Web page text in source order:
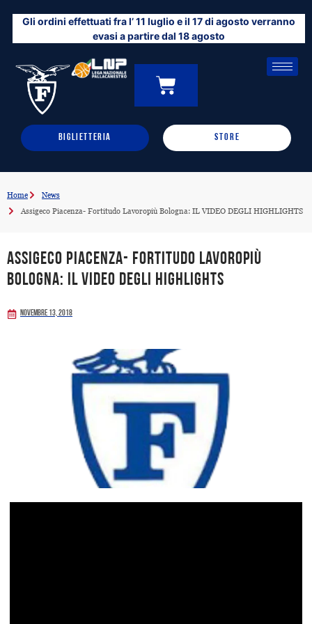
contenuto
Gli ordini effettuati fra l’ 11 luglio e il 17 di agosto verranno
evasi a partire dal 18 agosto
0
CARRELLO
BIGLIETTERIA STORE
Home
News
Assigeco Piacenza- Fortitudo Lavoropiù Bologna: IL VIDEO DEGLI HIGHLIGHTS
Assigeco Piacenza- Fortitudo Lavoropiù
Bologna: IL VIDEO DEGLI HIGHLIGHTS
Novembre 13, 2018